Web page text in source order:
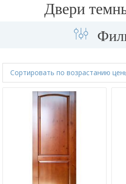
Двери
Сортировать по возрастанию